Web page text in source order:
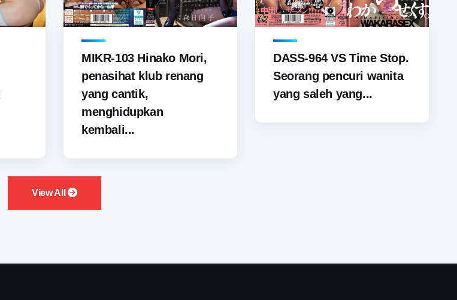
MIKR-103 Hinako Mori,
penasihat klub renang
yang cantik,
menghidupkan
kembali...
DASS-964 VS Time Stop.
Seorang pencuri wanita
yang saleh yang...
View All